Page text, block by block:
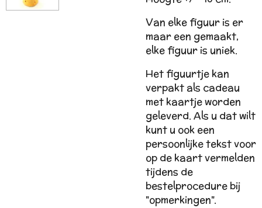
Van elke figuur is er
maar een gemaakt,
elke figuur is uniek.
Het figuurtje kan
verpakt als cadeau
met kaartje worden
geleverd. Als u dat wilt
kunt u ook een
persoonlijke tekst voor
op de kaart vermelden
tijdens de
bestelprocedure bij
"opmerkingen".